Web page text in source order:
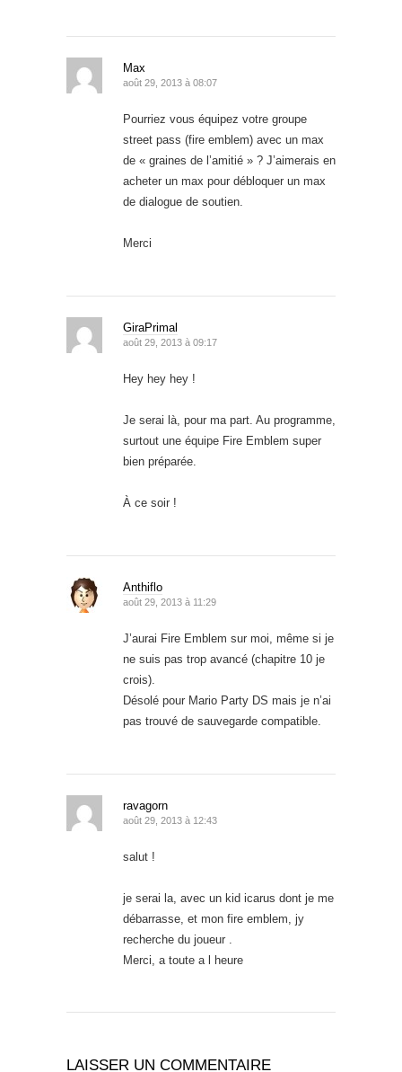
Max
août 29, 2013 à 08:07
Pourriez vous équipez votre groupe
street pass (fire emblem) avec un max
de « graines de l’amitié » ? J’aimerais en
acheter un max pour débloquer un max
de dialogue de soutien.
Merci
GiraPrimal
août 29, 2013 à 09:17
Hey hey hey !
Je serai là, pour ma part. Au programme,
surtout une équipe Fire Emblem super
bien préparée.
À ce soir !
Anthiflo
août 29, 2013 à 11:29
J’aurai Fire Emblem sur moi, même si je
ne suis pas trop avancé (chapitre 10 je
crois).
Désolé pour Mario Party DS mais je n’ai
pas trouvé de sauvegarde compatible.
ravagorn
août 29, 2013 à 12:43
salut !
je serai la, avec un kid icarus dont je me
débarrasse, et mon fire emblem, jy
recherche du joueur .
Merci, a toute a l heure
LAISSER UN COMMENTAIRE